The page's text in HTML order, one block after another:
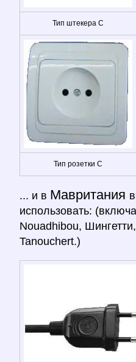
Тип штекера C
Тип розетки C
... и в Мавритания
использовать:
Nouadhibou,
Tanouchert.)